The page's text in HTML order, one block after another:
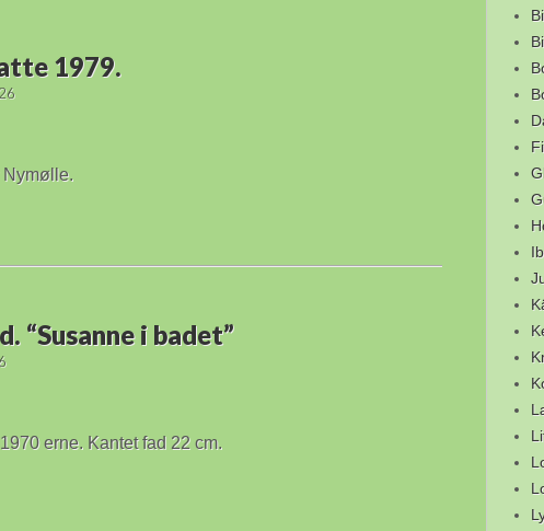
1979.
“Susanne i badet”
erne. Kantet fad 22 cm.